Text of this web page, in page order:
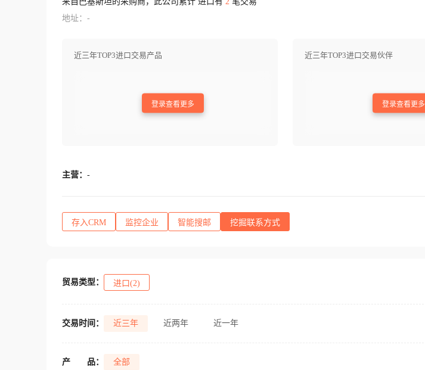
地址：-
近三年TOP3进口交易产品
登录查看更多
近三年TOP3进口交易伙伴
登录查看更多
主营： -
存入CRM 监控企业 智能搜邮 挖掘联系方式
贸易类型： 进口(2)
交易时间： 近三年 近两年 近一年
产 品： 全部